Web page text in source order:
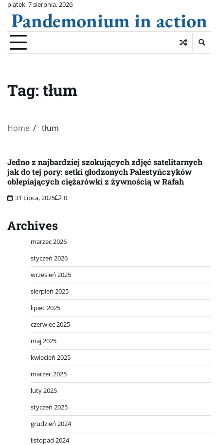
Skip
content
piątek, 7 sierpnia, 2026
Pandemonium in action
Tag: tłum
Home tłum
Jedno z najbardziej szokujących zdjęć satelitarnych
jak do tej pory: setki głodzonych Palestyńczyków
oblepiających ciężarówki z żywnością w Rafah
31 Lipca, 2025 0
Archives
marzec 2026
styczeń 2026
wrzesień 2025
sierpień 2025
lipiec 2025
czerwiec 2025
maj 2025
kwiecień 2025
marzec 2025
luty 2025
styczeń 2025
grudzień 2024
listopad 2024